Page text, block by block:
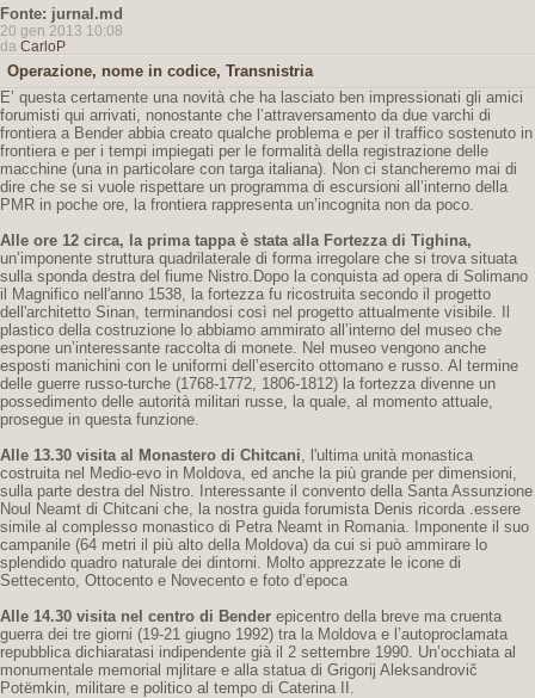
Fonte: jurnal.md
20 gen 2013 10:08
da CarloP
Operazione, nome in codice, Transnistria
E’ questa certamente una novità che ha lasciato ben impressionati gli amici
forumisti qui arrivati, nonostante che l’attraversamento da due varchi di
frontiera a Bender abbia creato qualche problema e per il traffico sostenuto in
frontiera e per i tempi impiegati per le formalità della registrazione delle
macchine (una in particolare con targa italiana). Non ci stancheremo mai di
dire che se si vuole rispettare un programma di escursioni all’interno della
PMR in poche ore, la frontiera rappresenta un’incognita non da poco.
Alle ore 12 circa, la prima tappa è stata alla Fortezza di Tighina,
un’imponente struttura quadrilaterale di forma irregolare che si trova situata
sulla sponda destra del fiume Nistro.Dopo la conquista ad opera di Solimano
il Magnifico nell'anno 1538, la fortezza fu ricostruita secondo il progetto
dell'architetto Sinan, terminandosi così nel progetto attualmente visibile. Il
plastico della costruzione lo abbiamo ammirato all’interno del museo che
espone un’interessante raccolta di monete. Nel museo vengono anche
esposti manichini con le uniformi dell’esercito ottomano e russo. Al termine
delle guerre russo-turche (1768-1772, 1806-1812) la fortezza divenne un
possedimento delle autorità militari russe, la quale, al momento attuale,
prosegue in questa funzione.
Alle 13.30 visita al Monastero di Chitcani, l'ultima unità monastica
costruita nel Medio-evo in Moldova, ed anche la più grande per dimensioni,
sulla parte destra del Nistro. Interessante il convento della Santa Assunzione
Noul Neamt di Chitcani che, la nostra guida forumista Denis ricorda .essere
simile al complesso monastico di Petra Neamt in Romania. Imponente il suo
campanile (64 metri il più alto della Moldova) da cui si può ammirare lo
splendido quadro naturale dei dintorni. Molto apprezzate le icone di
Settecento, Ottocento e Novecento e foto d’epoca
Alle 14.30 visita nel centro di Bender epicentro della breve ma cruenta
guerra dei tre giorni (19-21 giugno 1992) tra la Moldova e l’autoproclamata
repubblica dichiaratasi indipendente già il 2 settembre 1990. Un’occhiata al
monumentale memorial mjlitare e alla statua di Grigorij Aleksandrovič
Potëmkin, militare e politico al tempo di Caterina II.